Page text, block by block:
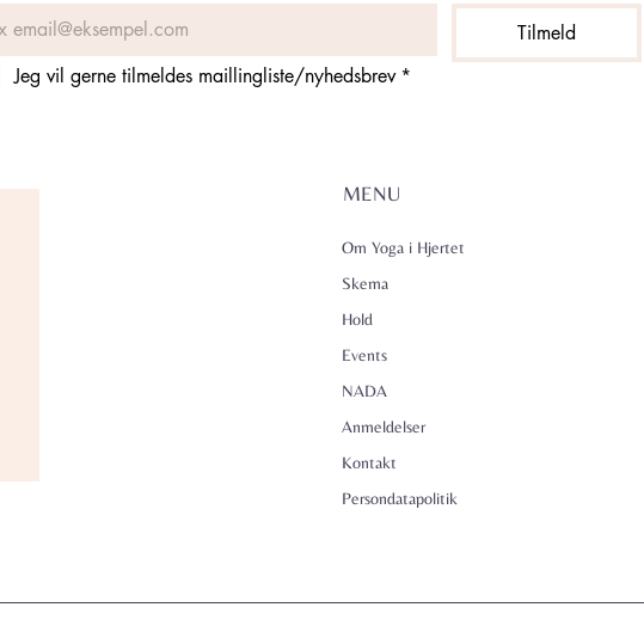
Tilmeld
Jeg vil gerne tilmeldes maillingliste/nyhedsbrev *
MENU
Om Yoga i Hjertet
Skema
Hold
Events
NADA
Anmeldelser
Kontakt
Persondatapolitik